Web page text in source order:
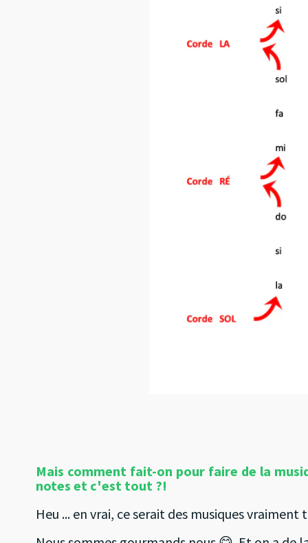
Mais comment fait-on pour faire de la
notes et c'est tout ?!
Heu ... en vrai, ce serait des musiques